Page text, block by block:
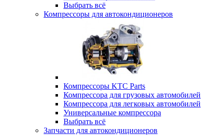
Выбрать всё
Компрессоры для автокондиционеров
Компрессоры KTC Parts
Компрессора для грузовых автомобилей
Компрессора для легковых автомобилей
Универсальные компрессора
Выбрать всё
Запчасти для автокондиционеров